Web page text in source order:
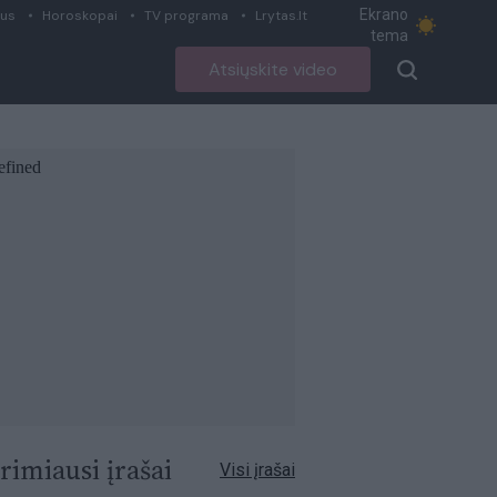
Horoskopai TV programa Lrytas.lt
Ekrano
tema
Atsiųskite video
įrašai Visi įrašai